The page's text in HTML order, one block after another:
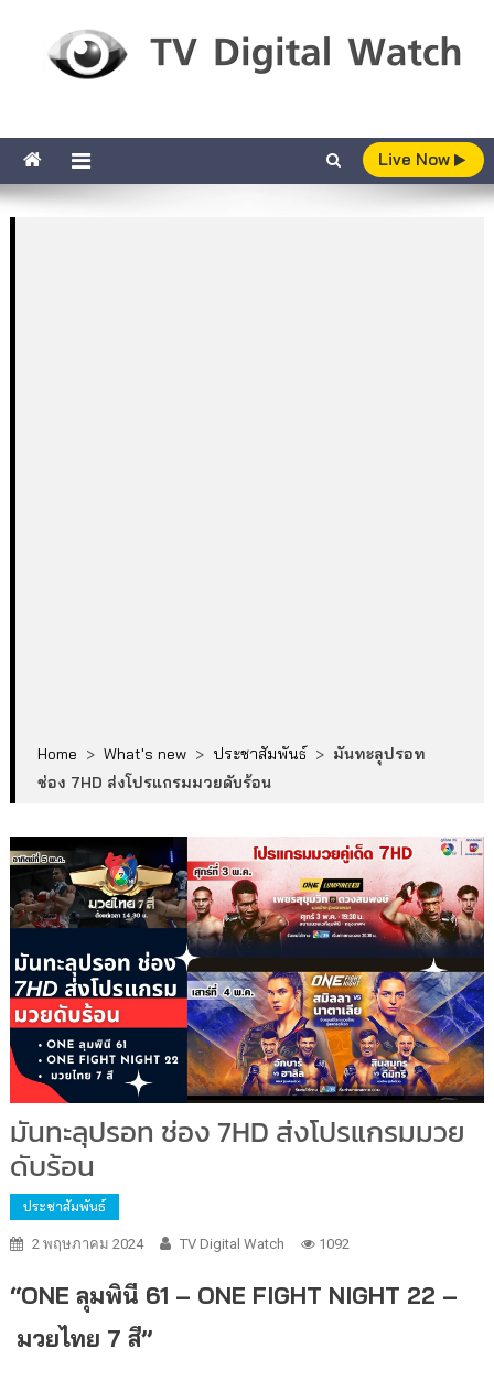
Live Now
Home > What's new > ประชาสัมพันธ์ > มันทะลุปรอท
ช่อง 7HD ส่งโปรแกรมมวยดับร้อน
มันทะลุปรอท ช่อง 7HD ส่งโปรแกรมมวย
ดับร้อน
ประชาสัมพันธ์
2 พฤษภาคม 2024 TV Digital Watch 1092
“ONE ลุมพินี 61 – ONE FIGHT NIGHT 22 –
มวยไทย 7 สี”